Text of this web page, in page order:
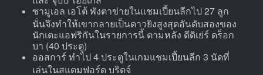
ซามูเอล เอโต้ พังตาข่ายในแชมเปี้ยนลีกไป 27 ลูก
นั่นจึงทำให้เขากลายเป็นดาวยิงสูงสุดอันดับสองของ
นักเตะแอฟริกันในรายการนี้ ตามหลัง ดีดิเย่ร์ ดร็อก
บา (40 ประตู)
ออสการ์ ทำไป 4 ประตูในเกมแชมเปี้ยนลีก 3 นัดที่
เล่นในสแตมฟอร์ด บริดจ์